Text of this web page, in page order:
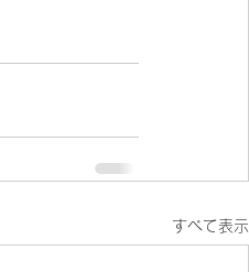
すべて表示